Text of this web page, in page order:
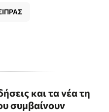
και τα νέα τη
συμβαίνουν